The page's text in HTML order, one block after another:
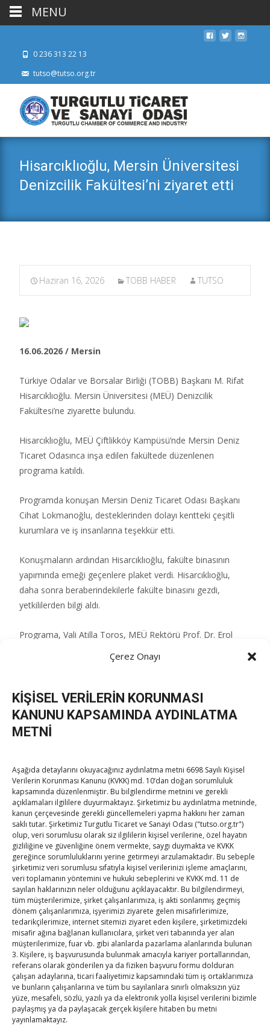
Çerez Onayı
KİŞİSEL VERİLERİN KORUNMASI
KANUNU KAPSAMINDA AYDINLATMA
METNİ
Aşağıda detaylarını okuyacağınız aydınlatma metni 6698 Sayılı Kişisel
Verilerin Korunması Kanunu (KVKK) md. 10’dan doğan sorumluluk
kapsamında düzenlenmiştir. Bu bilgilendirme metnini ve gerekli
açıklamaları ilgililere duyurmaktayız. Şirketimiz bu aydınlatma metninde,
kanun çerçevesinde gerekli güncellemeleri yapma hakkını her zaman
saklı tutar. Şirketimiz Turgutlu Ticaret ve Sanayi Odası ("tutso.org.tr")
olup, veri sorumlusu olarak siz ilgililerin kişisel verilerine, özel hayatın
gizliliğine ve güvenliğine önem vermekte, saygı duymakta ve KVKK
gereğince sorumluluklarını yerine getirmeyi arzulamaktadır. Bu sebeple
şirketimiz veri sorumlusu sıfatıyla kişisel verilerinizi işleme amaçlarını,
veri toplamanın yöntemini ve hukuki sebeplerini ve KVKK md. 11 de
sayılan haklarınızın neler olduğunu açıklayacaktır. Bu bilgilendirmeyi,
tüm müşterilerimize, şirket çalışanlarımıza, iş akti sonlanmış geçmiş
dönem çalışanlarımıza, işyerimizi ziyarete gelen misafirlerimize,
tedarikçilerimize, internet sitemizi ziyaret eden kişilere, şirketimizdeki
misafir ağına bağlanan kullanıcılara, şirket veri tabanında yer alan
müşterilerimize, fuar vb. gibi alanlarda pazarlama alanlarında bulunan
3. Kişilere, iş başvurusunda bulunmak amacıyla kariyer portallarından,
referans olarak gönderilen ya da fiziken başvuru formu dolduran
çalışan adaylarına, ticari faaliyetimiz kapsamındaki tüm iş ortaklarımıza
ve bunların çalışanlarına ve tüm bu sayılanlara sınırlı olmaksızın yüz
yüze, mesafeli, sözlü, yazılı ya da elektronik yolla kişisel verilerini bizimle
paylaşmış ya da paylaşacak gerçek kişilere hitaben bu metni
yayınlamaktayız.
0 236 313 22 13
tutso@tutso.org.tr
Hisarcıklıoğlu, Mersin Üniversitesi
Denizcilik Fakültesi’ni ziyaret etti
Haziran 16, 2026 TOBB HABER TUTSO
16.06.2026 / Mersin
Türkiye Odalar ve Borsalar Birliği (TOBB) Başkanı M. Rifat
Hisarcıklıoğlu. Mersin Üniversitesi (MEÜ) Denizcilik
Fakültesi’ne ziyarette bulundu.​
Hisarcıklıoğlu, MEÜ Çiftlikköy Kampüsü’nde Mersin Deniz
Ticaret Odasınca inşa edilen fakültede düzenlenen
programa katıldı.
Programda konuşan Mersin Deniz Ticaret Odası Başkanı
Cihat Lokmanoğlu, desteklerinden dolayı kentteki çeşitli
kurumlara ve iş insanlarına teşekkür etti.
Konuşmaların ardından Hisarcıklıoğlu, fakülte binasının
yapımında emeği geçenlere plaket verdi. Hisarcıklıoğlu,
daha sonra beraberindekilerle fakülte binasını gezdi,
yetkililerden bilgi aldı.
Programa, Vali Atilla Toros, MEÜ Rektörü Prof. Dr. Erol
Post Views: 30
Post
navigation
Hisarcıklıoğlu, Mersin Ticaret Borsası 100. Yıl Galasına
katıldı
TOBB Son Yazılar
Hisarcıklıoğlu’ndan ‘girişimci olun’ tavsiyesi
ByTUTSOon Ağu 8, 2026
SEDDK Başkanı Menteş’e ziyaret
By TUTSOon Ağu 8, 2026
MENU